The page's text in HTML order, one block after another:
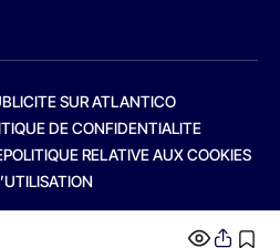
SUR ATLANTICO
DE CONFIDENTIALITE
POLITIQUE RELATIVE AUX COOKIES